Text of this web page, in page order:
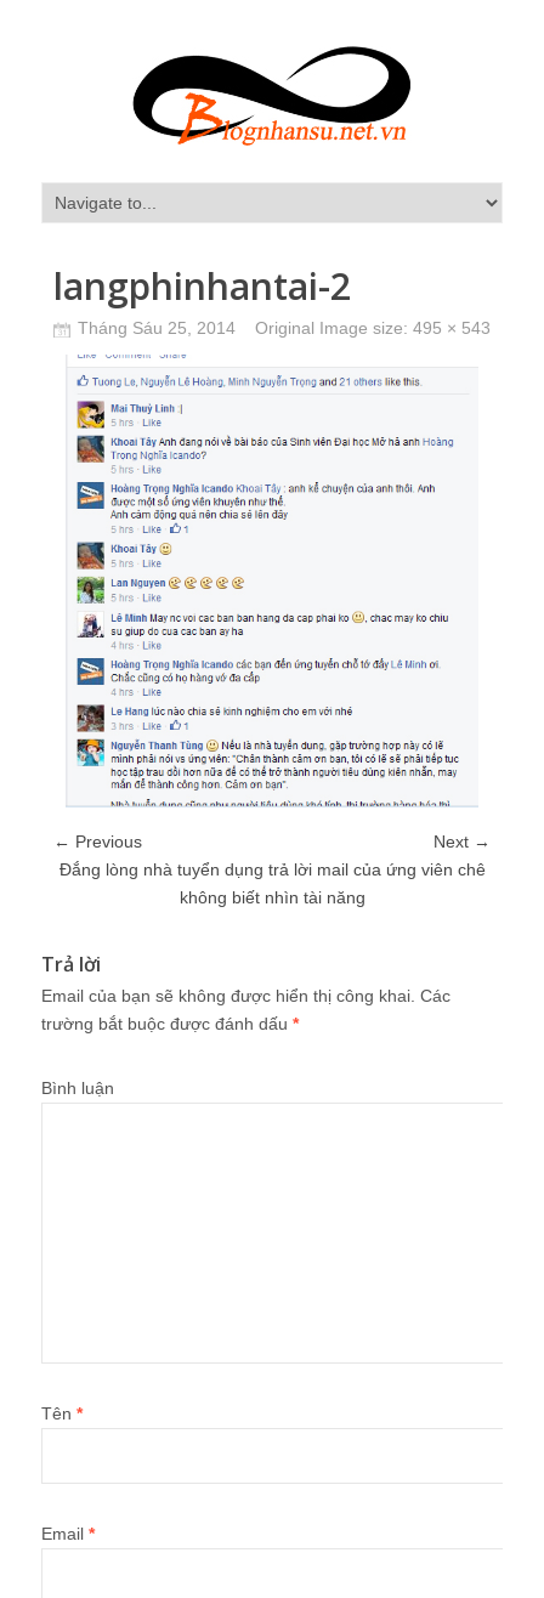
langphinhantai-2
Tháng Sáu 25, 2014 Original Image size: 495 × 543
← Previous
Next →
Đắng lòng nhà tuyển dụng trả lời mail của ứng viên chê
không biết nhìn tài năng
Trả lời
Email của bạn sẽ không được hiển thị công khai. Các
trường bắt buộc được đánh dấu *
Bình luận
Tên *
Email *